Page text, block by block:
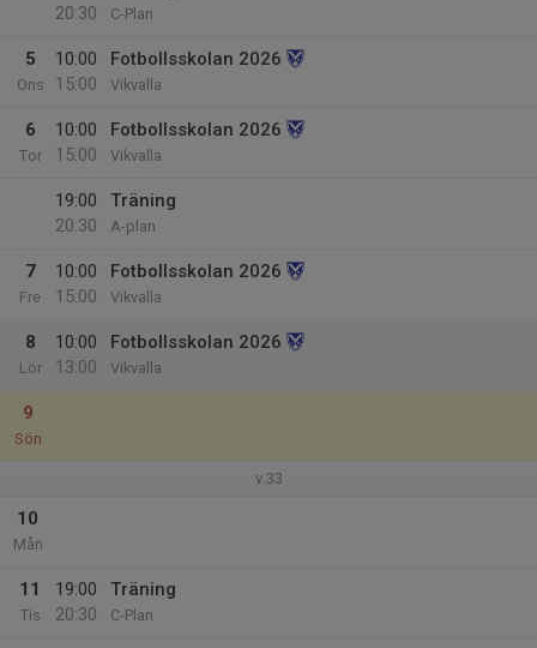
20:30
C-Plan
5
Ons
10:00
15:00
Fotbollsskolan 2026
Vikvalla
6
Tor
10:00
15:00
Fotbollsskolan 2026
Vikvalla
19:00
20:30
Träning
A-plan
7
Fre
10:00
15:00
Fotbollsskolan 2026
Vikvalla
8
Lör
10:00
13:00
Fotbollsskolan 2026
Vikvalla
9
Sön
v.33
10
Mån
11
Tis
19:00
20:30
Träning
C-Plan